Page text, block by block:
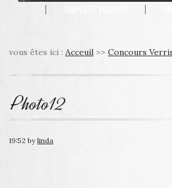
vous êtes ici : Acceuil >> Concours
Photo12
19:52 bylinda